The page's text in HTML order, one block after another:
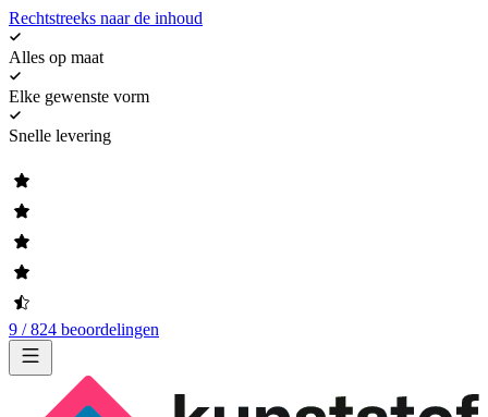
Rechtstreeks naar de inhoud
Alles op maat
Elke gewenste vorm
Snelle levering
9 / 824 beoordelingen